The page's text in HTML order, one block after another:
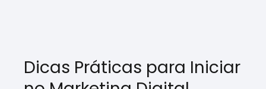
Dicas Práticas para Iniciar